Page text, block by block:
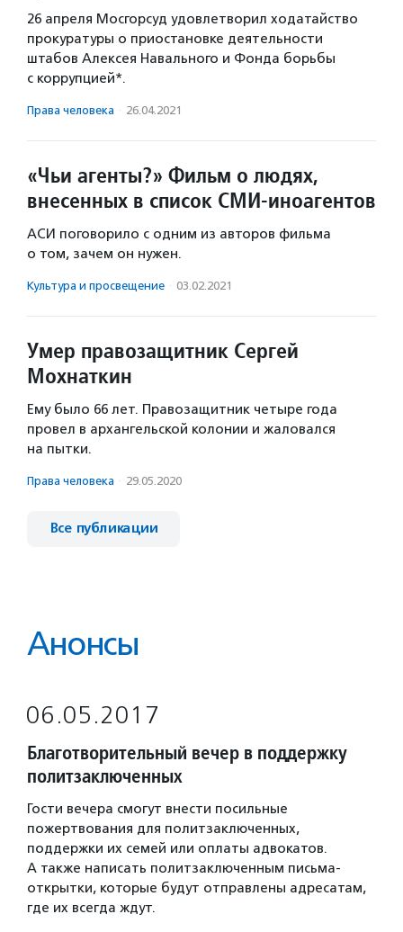
26 апреля Мосгорсуд удовлетворил ходатайство
прокуратуры о приостановке деятельности
штабов Алексея Навального и Фонда борьбы
с коррупцией*.
Права человека · 26.04.2021
«Чьи агенты?» Фильм о людях,
внесенных в список СМИ-иноагентов
АСИ поговорило с одним из авторов фильма
о том, зачем он нужен.
Культура и просвещение · 03.02.2021
Умер правозащитник Сергей
Мохнаткин
Ему было 66 лет. Правозащитник четыре года
провел в архангельской колонии и жаловался
на пытки.
Права человека · 29.05.2020
Все публикации
Анонсы
06.05.2017
Благотворительный вечер в поддержку
политзаключенных
Гости вечера смогут внести посильные
пожертвования для политзаключенных,
поддержки их семей или оплаты адвокатов.
А также написать политзаключенным письма-
открытки, которые будут отправлены адресатам,
где их всегда ждут.